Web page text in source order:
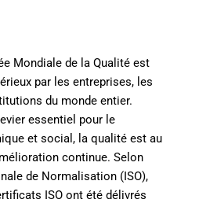
Mondiale de la Qualité est
par les entreprises, les
du monde entier.
essentiel pour le
et social, la qualité est au
continue. Selon
de Normalisation (ISO),
ISO ont été délivrés